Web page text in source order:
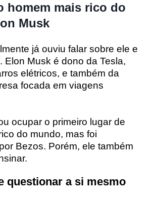
homem mais rico do
Musk
já ouviu falar sobre ele e
Elon Musk é dono da Tesla,
elétricos, e também da
focada em viagens
ocupar o primeiro lugar de
do mundo, mas foi
Bezos. Porém, ele também
questionar a si mesmo